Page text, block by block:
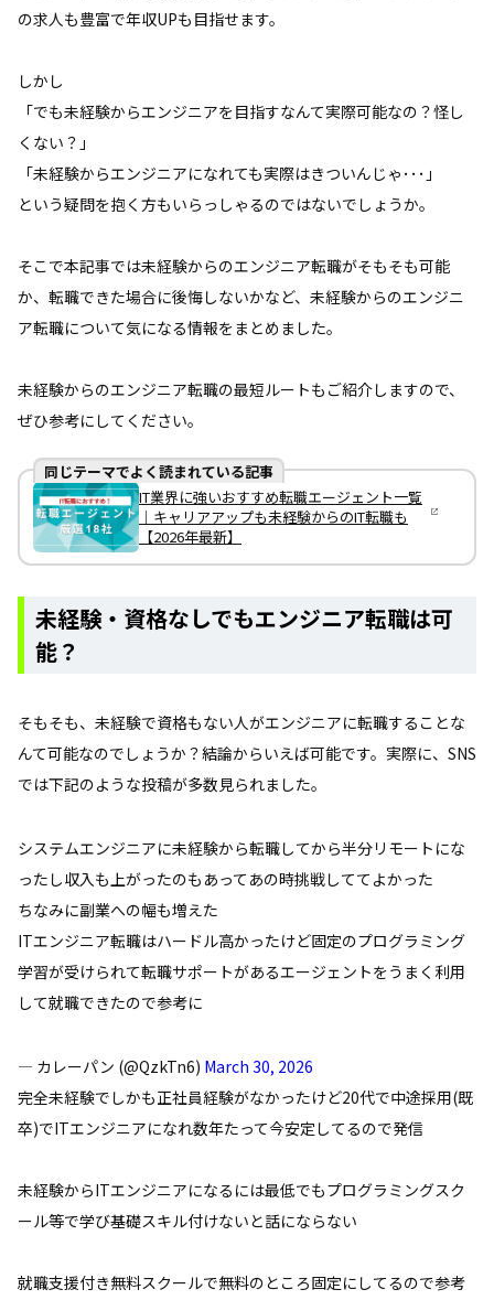
の求人も豊富で年収UPも目指せます。
しかし
「でも未経験からエンジニアを目指すなんて実際可能なの？怪し
くない？」
「未経験からエンジニアになれても実際はきついんじゃ･･･」
という疑問を抱く方もいらっしゃるのではないでしょうか。
そこで本記事では未経験からのエンジニア転職がそもそも可能
か、転職できた場合に後悔しないかなど、未経験からのエンジニ
ア転職について気になる情報をまとめました。
未経験からのエンジニア転職の最短ルートもご紹介しますので、
ぜひ参考にしてください。
同じテーマでよく読まれている記事
IT業界に強いおすすめ転職エージェント一覧
｜キャリアアップも未経験からのIT転職も
【2026年最新】
未経験・資格なしでもエンジニア転職は可
能？
そもそも、未経験で資格もない人がエンジニアに転職することな
んて可能なのでしょうか？結論からいえば可能です。実際に、SNS
では下記のような投稿が多数見られました。
システムエンジニアに未経験から転職してから半分リモートにな
ったし収入も上がったのもあってあの時挑戦しててよかった
ちなみに副業への幅も増えた
ITエンジニア転職はハードル高かったけど固定のプログラミング
学習が受けられて転職サポートがあるエージェントをうまく利用
して就職できたので参考に
— カレーパン (@QzkTn6) March 30, 2026
完全未経験でしかも正社員経験がなかったけど20代で中途採用(既
卒)でITエンジニアになれ数年たって今安定してるので発信
未経験からITエンジニアになるには最低でもプログラミングスク
ール等で学び基礎スキル付けないと話にならない
就職支援付き無料スクールで無料のところ固定にしてるので参考